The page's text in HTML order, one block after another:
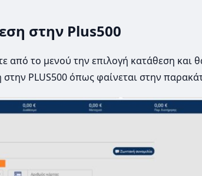
στην Plus500
από το μενού την επιλογή κατάθεση και
PLUS500 όπως φαίνεται στην